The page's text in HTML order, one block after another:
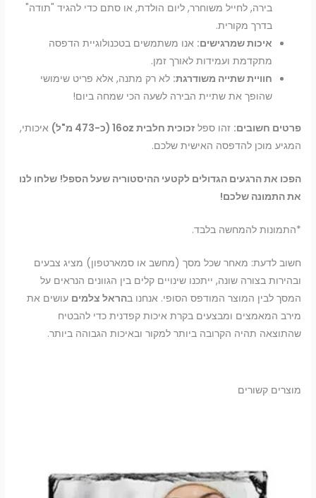
בירה, לחייל משוחרר, ליום הולדת, או סתם כדי להגיד "תודה"
בדרך מקורית.
איכות שמרגישים: אנו משתמשים בטכנולוגיית הדפסה
מתקדמת ועמידות לאורך זמן.
חוויית שתייה משודרגת: לא רק מתנה, אלא פריט שימושי
שהופך את שתיית הבירה לשעה הכי שמחה ביום!
פרטים חשובים: זהו ספלזכוכית חלבית 16oz (כ-473 מ"ל)
איכותי,
המגיע מוכן להדפסה האישית שלכם.
הפכו את הרגעים הגדולים לקטעי ההיסטוריה שעל הספל! שלחו לנו
את התמונה שלכם!
*התמונות להמחשה בלבד.
חשוב לדעת: מאחר שכל מסך (מחשב או סמארטפון) מציג צבעים
ובהירות בצורה שונה, ייתכנו שינויים קלים בין הגוונים הנראים על
המסך לבין המוצר המודפס הסופי. אנחנו בהראל צלמים עושים את
מירב המאמצים ומבצעים בקרת איכות קפדנית כדי להבטיח
שהתוצאה תהיה הקרובה ביותר למקור ובאיכות הגבוהה ביותר.
מוצרים קשורים
סוגים.